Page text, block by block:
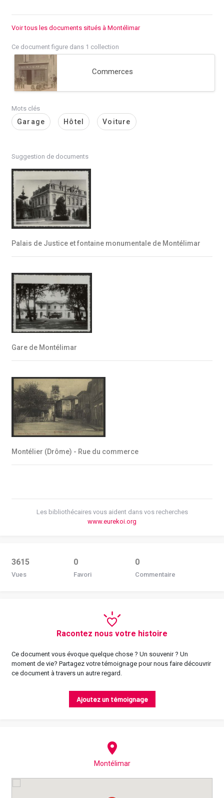
Voir tous les documents situés à Montélimar
Ce document figure dans 1 collection
Commerces
Mots clés
Garage Hôtel Voiture
Suggestion de documents
Palais de Justice et fontaine monumentale de Montélimar
Gare de Montélimar
Montélier (Drôme) - Rue du commerce
Les bibliothécaires vous aident dans vos recherches
www.eurekoi.org
3615
Vues
0
Favori
0
Commentaire
Racontez nous votre histoire
Ce document vous évoque quelque chose ? Un souvenir ? Un
moment de vie? Partagez votre témoignage pour nous faire découvrir
ce document à travers un autre regard.
Ajoutez un témoignage
Montélimar